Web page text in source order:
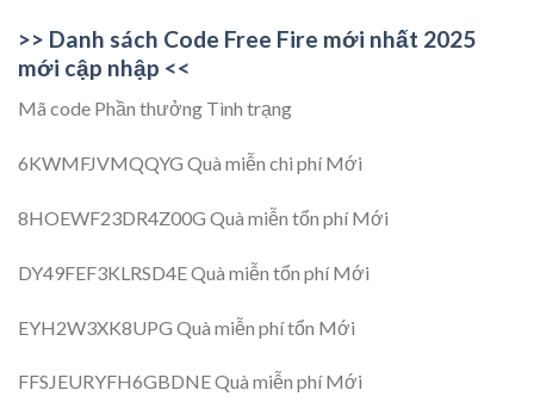
>> Danh sách Code Free Fire mới nhất 2025
mới cập nhập <<
Mã code Phần thưởng Tình trạng
6KWMFJVMQQYG Quà miễn chi phí Mới
8HOEWF23DR4Z00G Quà miễn tổn phí Mới
DY49FEF3KLRSD4E Quà miễn tổn phí Mới
EYH2W3XK8UPG Quà miễn phí tổn Mới
FFSJEURYFH6GBDNE Quà miễn phí Mới